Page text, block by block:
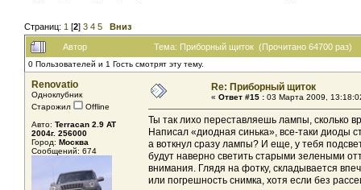
Страниц: 1 [2] 3 4 5 Вниз
Автор Тема: Приборный щиток (Прочитано 64700 раз)
0 Пользователей и 1 Гость смотрят эту тему.
Renovatio
Одноклубник
Старожил
Offline
Авто: Terracan 2.9 AT
2004г. 256000
Город: Москва
Сообщений: 674
Re: Приборный щиток
« Ответ #15 : 03 Марта 2009,
Ты так лихо переставляешь лампы, сколько
Написал «диодная синька», все-таки диоды
а воткнул сразу лампы? И еще, у тебя
будут наверно светить старыми зелеными
внимания. Глядя на фотку, складывается
или погрешность снимка, хотя если без